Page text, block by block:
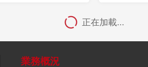
正在加載...
業務概況